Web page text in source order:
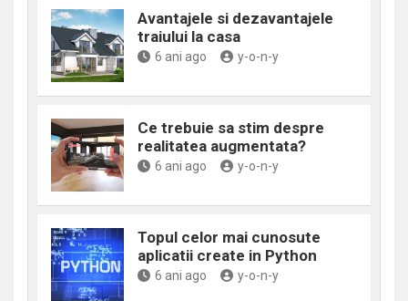
Avantajele si dezavantajele
traiului la casa
6 ani ago y-o-n-y
Ce trebuie sa stim despre
realitatea augmentata?
6 ani ago y-o-n-y
Topul celor mai cunosute
aplicatii create in Python
6 ani ago y-o-n-y